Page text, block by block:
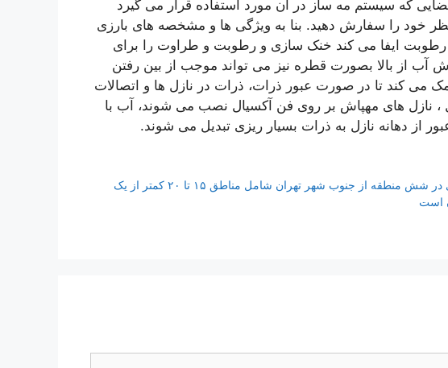
که سیستم مه ساز در آن مورد استفاده قرار می گیرد
خود را سفارش دهید. بنا به ویژگی ها و مشخصه های بارزی
رطوبت ایفا می کند خنک سازی و رطوبت و طراوت را برای
آب از بالا بصورت قطره نیز می تواند موجب از بین رفتن
می کند تا در صورت عبور ذرات، ذرات در نازل ها و اتصالات
نازل های مهپاش بر روی فن آکسیال نصب می شوند، آب با
از دهانه نازل به ذرات بسیار ریزی تبدیل می شوند.
آذرماه ۱۴۰۰ متوسط قیمت آپارتمانهای ۵۰ متری در شش منطقه از جنوب شهر تهران شامل مناطق ۱۵ تا ۲۰ کمتر از یک